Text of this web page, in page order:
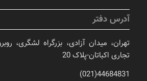
آدرس دفتر
تهران، میدان آزادی، بزرگراه لشگری،
تجاری اکباتان-پلاک 20
44684831(021)